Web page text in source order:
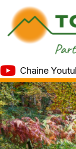
Chaine